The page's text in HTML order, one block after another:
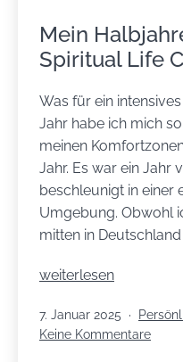
Mein
Spiritual Life
Was für ein
Jahr habe ich mich
meinen
Jahr. Es war ein Jahr
beschleunigt in einer
Umgebung. Obwohl
mitten in
Mein
2024:
Spiritual
weiterlesen
Veröffentlicht
am
7. Januar 2025
als
Keine Kommentarezu